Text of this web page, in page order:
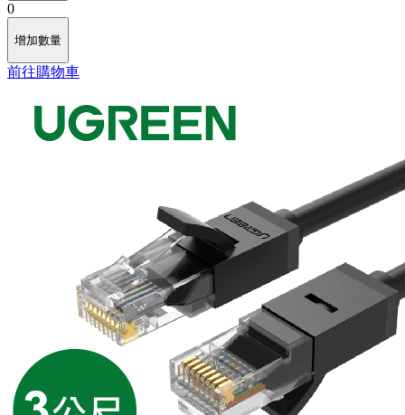
0
增加數量
前往購物車